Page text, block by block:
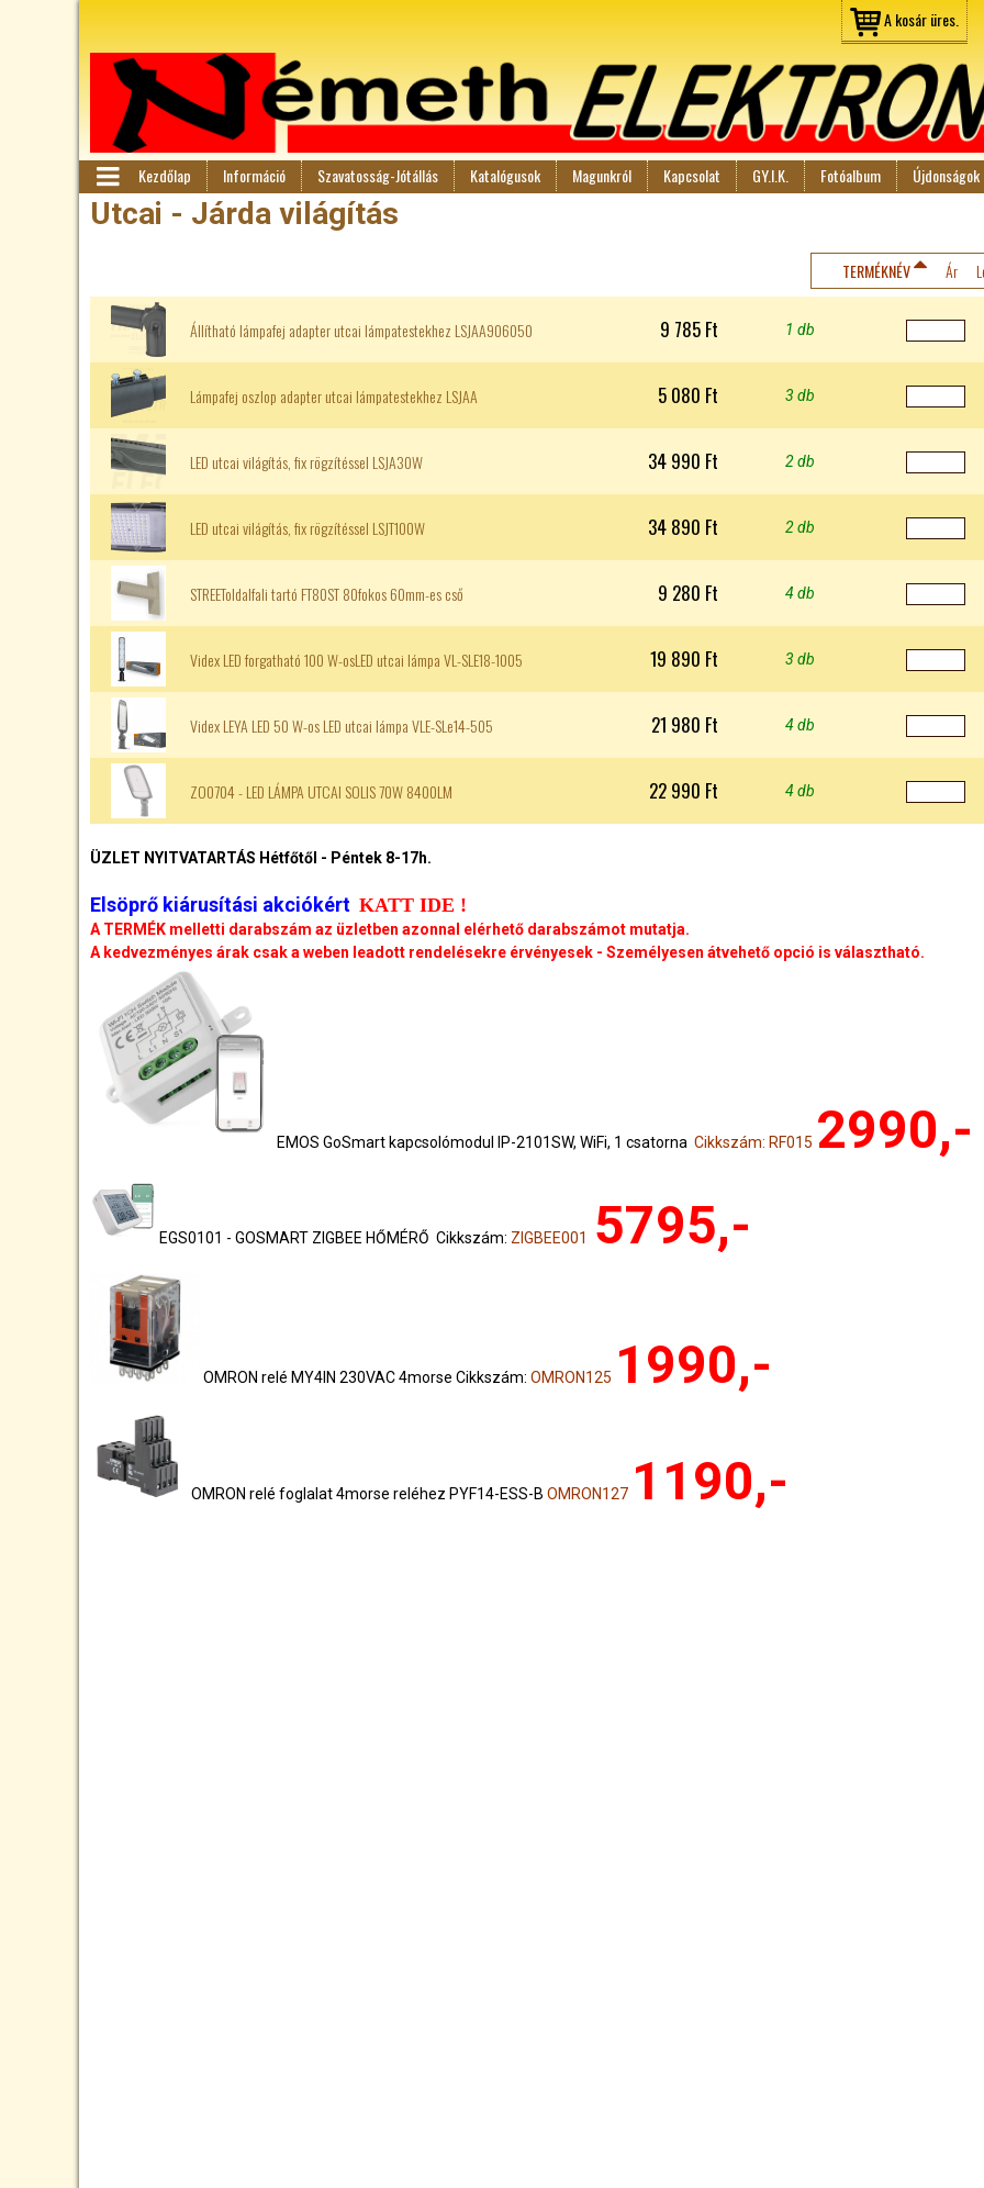
A kosár üres.
Utcai - Járda világítás
TERMÉKNÉV Ár
Állítható lámpafej adapter utcai lámpatestekhez LSJAA906050 9 785 Ft 1 db
Lámpafej oszlop adapter utcai lámpatestekhez LSJAA 5 080 Ft 3 db
LED utcai világítás, fix rögzítéssel LSJA30W 34 990 Ft 2 db
LED utcai világítás, fix rögzítéssel LSJT100W 34 890 Ft 2 db
STREEToldalfali tartó FT80ST 80fokos 60mm-es cső 9 280 Ft 4 db
Videx LED forgatható 100 W-osLED utcai lámpa VL-SLE18-1005 19 890 Ft 3 db
Videx LEYA LED 50 W-os LED utcai lámpa VLE-SLe14-505 21 980 Ft 4 db
ZO0704 - LED LÁMPA UTCAI SOLIS 70W 8400LM 22 990 Ft 4 db
ÜZLET NYITVATARTÁS Hétfőtől - Péntek 8-17h.
Elsöprő kiárusítási akciókért KATT IDE !
A TERMÉK melletti darabszám az üzletben azonnal elérhető darabszámot mutatja.
A kedvezményes árak csak a weben leadott rendelésekre érvényesek - Személyesen átvehető opció is választható.
EMOS GoSmart kapcsolómodul IP-2101SW, WiFi, 1 csatorna Cikkszám: RF015 2990,-
EGS0101 - GOSMART ZIGBEE HŐMÉRŐ Cikkszám: ZIGBEE001 5795,-
OMRON relé MY4IN 230VAC 4morse Cikkszám: OMRON125 1990,-
OMRON relé foglalat 4morse reléhez PYF14-ESS-B OMRON127 1190,-
M
F
m
ü
Kezdőlap Információ Szavatosság-Jótállás Katalógusok Magunkról Kapcsolat GY.I.K. Fotóalbum Újdonságok